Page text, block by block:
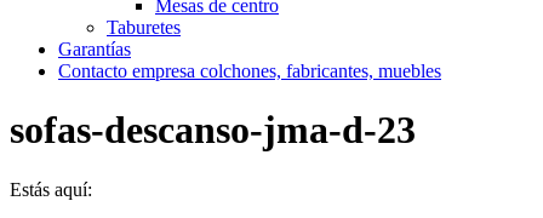
Mesas de centro
Taburetes
Garantías
Contacto empresa colchones, fabricantes, muebles
sofas-descanso-jma-d-23
Estás aquí: